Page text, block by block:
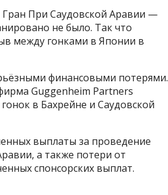
Гран При Саудовской Аравии —
не было. Так что
между гонками в Японии в
финансовыми потерями.
Guggenheim Partners
в Бахрейне и Саудовской
выплаты за проведение
а также потери от
спонсорских выплат.